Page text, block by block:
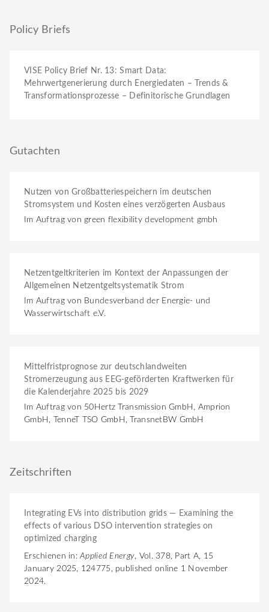
Policy Briefs
VISE Policy Brief Nr. 13: Smart Data:
Mehrwertgenerierung durch Energiedaten – Trends &
Transformationsprozesse – Definitorische Grundlagen
Gutachten
Nutzen von Großbatteriespeichern im deutschen
Stromsystem und Kosten eines verzögerten Ausbaus
Im Auftrag von green flexibility development gmbh
Netzentgeltkriterien im Kontext der Anpassungen der
Allgemeinen Netzentgeltsystematik Strom
Im Auftrag von Bundesverband der Energie- und
Wasserwirtschaft e.V.
Mittelfristprognose zur deutschlandweiten
Stromerzeugung aus EEG-geförderten Kraftwerken für
die Kalenderjahre 2025 bis 2029
Im Auftrag von 50Hertz Transmission GmbH, Amprion
GmbH, TenneT TSO GmbH, TransnetBW GmbH
Zeitschriften
Integrating EVs into distribution grids — Examining the
effects of various DSO intervention strategies on
optimized charging
Erschienen in:Applied Energy, Vol. 378, Part A, 15
January 2025, 124775, published online 1 November
2024.